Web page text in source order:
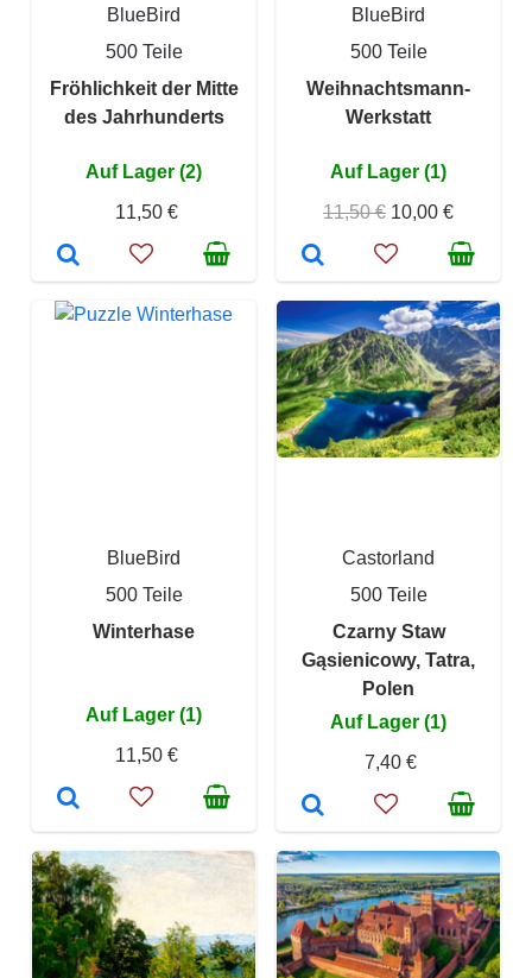
BlueBird
500 Teile
Fröhlichkeit der Mitte
des Jahrhunderts
Auf Lager (2)
11,50 €
BlueBird
500 Teile
Weihnachtsmann-
Werkstatt
Auf Lager (1)
11,50 € 10,00 €
BlueBird
500 Teile
Winterhase
Auf Lager (1)
11,50 €
Castorland
500 Teile
Czarny Staw
Gąsienicowy, Tatra,
Polen
Auf Lager (1)
7,40 €